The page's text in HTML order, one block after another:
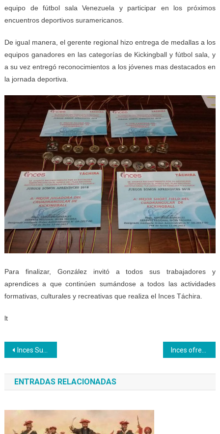
equipo de fútbol sala Venezuela y participar en los próximos
encuentros deportivos suramericanos.
De igual manera, el gerente regional hizo entrega de medallas a los
equipos ganadores en las categorías de Kickingball y fútbol sala, y
a su vez entregó reconocimientos a los jóvenes mas destacados en
la jornada deportiva.
Para finalizar, González invitó a todos sus trabajadores y
aprendices a que continúen sumándose a todos las actividades
formativas, culturales y recreativas que realiza el Inces Táchira.
lt
Navegación
de
entradas
Inces Sucre cumple con líneas de trabajo indicadas por el Ministerio de Educación Inces ofrece herramientas fundamentales para el conocimiento del aporte tributario
ENTRADAS RELACIONADAS